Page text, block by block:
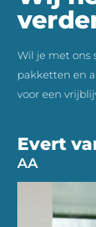
Wil je met ons
pakketten en
voor een
Evert
AA